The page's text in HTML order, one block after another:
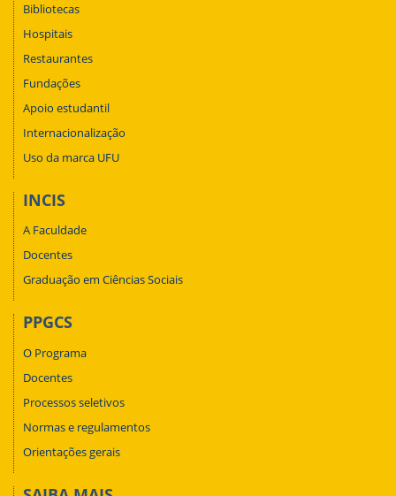
Bibliotecas
Hospitais
Restaurantes
Fundações
Apoio estudantil
Internacionalização
Uso da marca UFU
INCIS
A Faculdade
Docentes
Graduação em Ciências Sociais
PPGCS
O Programa
Docentes
Processos seletivos
Normas e regulamentos
Orientações gerais